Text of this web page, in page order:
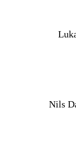
Nils